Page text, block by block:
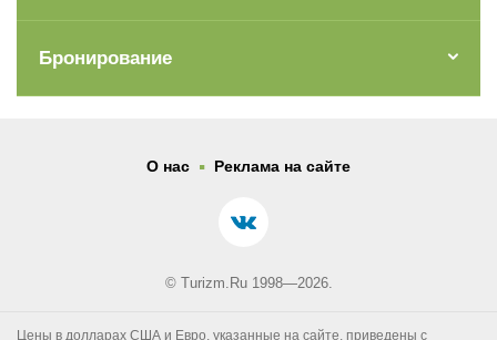
Бронирование
О нас . Реклама на сайте
© Turizm.Ru 1998—2026.
Цены в долларах США и Евро, указанные на сайте, приведены с